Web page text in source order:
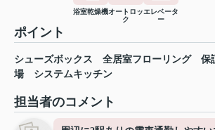
浴室乾燥機オートロッ
ク
エレベータ
ー
ポイント
シューズボックス 全居室フローリング 保
場
システムキッチン
担当者のコメント